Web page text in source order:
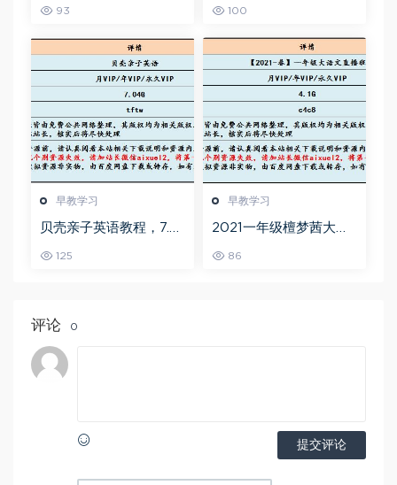
G百度网盘资源打包下
载，语文英语，数学，
国学，象棋，围棋，运
动等课程
93
式技巧速成教学视频，
百度网盘资源打包下载
100
早教学习
贝壳亲子英语教程，7.0
载,亲子英语启蒙教育教
125
早教学习
2021一年级檀梦茜大语
网盘打包下载,学前教育/
86
评论 0
提交评论